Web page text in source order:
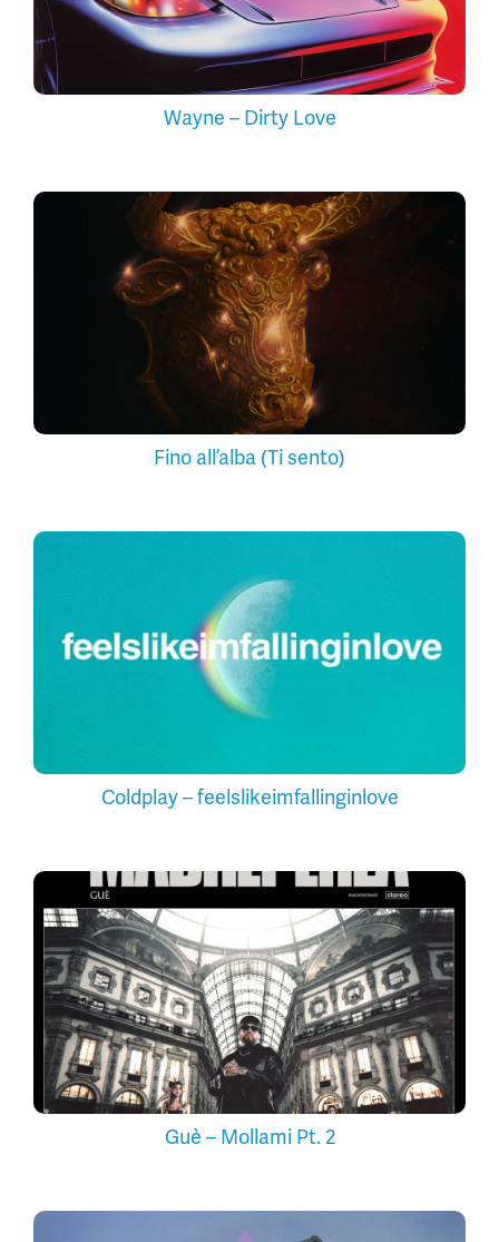
Wayne – Dirty Love
Fino all’alba (Ti sento)
Coldplay – feelslikeimfallinginlove
Guè – Mollami Pt. 2